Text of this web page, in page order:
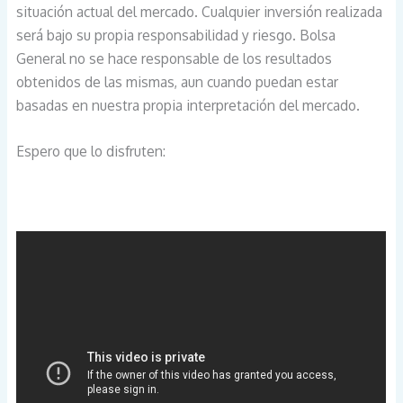
situación actual del mercado. Cualquier inversión realizada
será bajo su propia responsabilidad y riesgo. Bolsa
General no se hace responsable de los resultados
obtenidos de las mismas, aun cuando puedan estar
basadas en nuestra propia interpretación del mercado.
Espero que lo disfruten: